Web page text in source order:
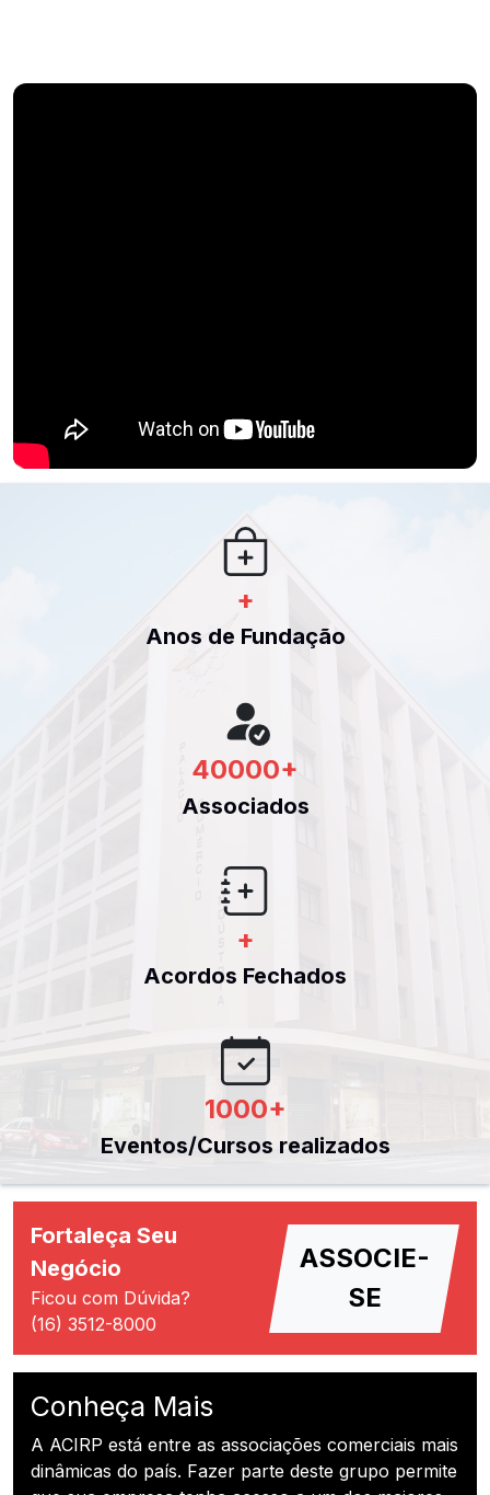
+
Anos de Fundação
40000+
Associados
+
Acordos Fechados
1000+
Eventos/Cursos realizados
Fortaleça Seu
Negócio
Ficou com Dúvida?
(16) 3512-8000
ASSOCIE-
SE
Conheça Mais
A ACIRP está entre as associações comerciais mais
dinâmicas do país. Fazer parte deste grupo permite